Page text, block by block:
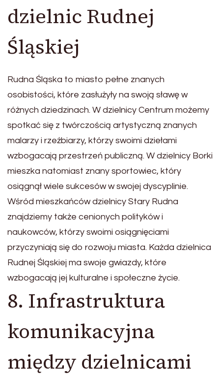
dzielnic Rudnej
Śląskiej
Rudna Śląska to miasto pełne znanych
osobistości, które zasłużyły na swoją sławę w
różnych dziedzinach. W dzielnicy Centrum możemy
spotkać się z twórczością artystyczną znanych
malarzy i rzeźbiarzy, którzy swoimi dziełami
wzbogacają przestrzeń publiczną. W dzielnicy Borki
mieszka natomiast znany sportowiec, który
osiągnął wiele sukcesów w swojej dyscyplinie.
Wśród mieszkańców dzielnicy Stary Rudna
znajdziemy także cenionych polityków i
naukowców, którzy swoimi osiągnięciami
przyczyniają się do rozwoju miasta. Każda dzielnica
Rudnej Śląskiej ma swoje gwiazdy, które
wzbogacają jej kulturalne i społeczne życie.
8. Infrastruktura
komunikacyjna
między dzielnicami